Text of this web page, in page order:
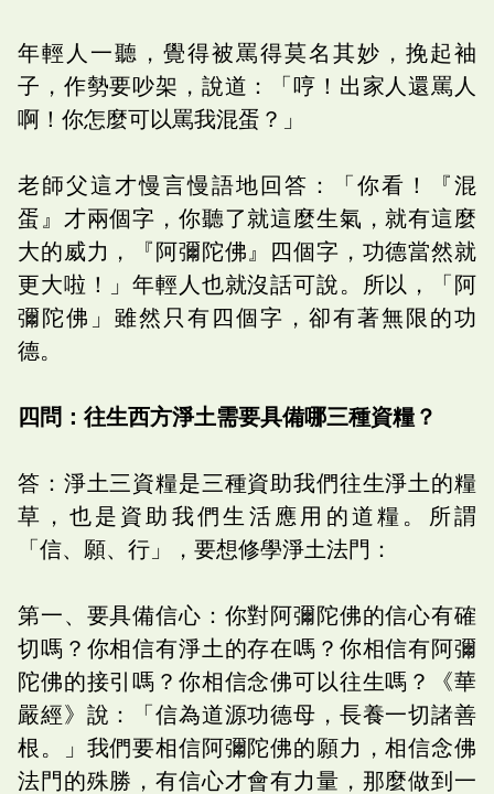
年輕人一聽，覺得被罵得莫名其妙，挽起袖
子，作勢要吵架，說道：「哼！出家人還罵人
啊！你怎麼可以罵我混蛋？」
老師父這才慢言慢語地回答：「你看！『混
蛋』才兩個字，你聽了就這麼生氣，就有這麼
大的威力，『阿彌陀佛』四個字，功德當然就
更大啦！」年輕人也就沒話可說。所以，「阿
彌陀佛」雖然只有四個字，卻有著無限的功
德。
四問：往生西方淨土需要具備哪三種資糧？
答：淨土三資糧是三種資助我們往生淨土的糧
草，也是資助我們生活應用的道糧。所謂
「信、願、行」，要想修學淨土法門：
第一、要具備信心：你對阿彌陀佛的信心有確
切嗎？你相信有淨土的存在嗎？你相信有阿彌
陀佛的接引嗎？你相信念佛可以往生嗎？《華
嚴經》說：「信為道源功德母，長養一切諸善
根。」我們要相信阿彌陀佛的願力，相信念佛
法門的殊勝，有信心才會有力量，那麼做到一